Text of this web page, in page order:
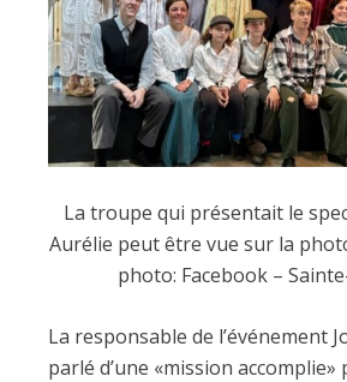
La troupe qui présentait le
Aurélie peut être vue sur la
photo: Facebook –
La responsable de l’événement
parlé d’une «mission accomplie»